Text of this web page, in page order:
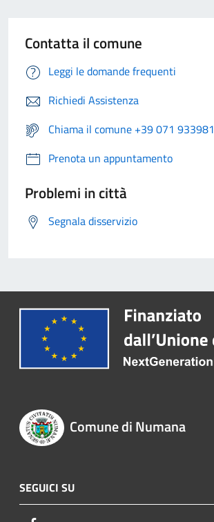
Contatta il comune
Leggi le domande frequenti
Richiedi Assistenza
Chiama il comune +39 071 933981
Prenota un appuntamento
Problemi in città
Segnala disservizio
Comune di Numana
SEGUICI SU